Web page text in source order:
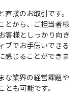
接のお取引です。
とから、ご担当者様
客様としっかり向き
ブでお手伝いできる
感じることができま
な業界の経営課題や
も可能です。